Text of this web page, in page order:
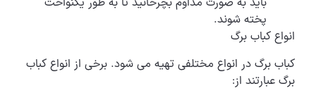
پخته شوند.
انواع کباب برگ
کباب برگ در انواع مختلفی تهیه می شود. برخی از انواع کباب
برگ عبارتند از: